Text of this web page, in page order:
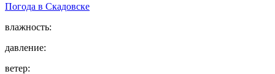
Погода в Скадовске
влажность:
давление:
ветер: